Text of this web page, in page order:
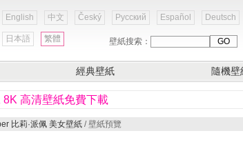
English 中文 Český Русский Español Deutsch
日本語 繁體 壁紙搜索：
經典壁紙 隨機壁
高清壁紙免費下載
比莉·派佩 美女壁紙 / 壁紙預覽